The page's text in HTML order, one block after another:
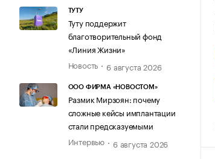
ТУТУ
Туту поддержит
благотворительный фонд
«Линия Жизни»
Новость
6 августа 2026
ООО ФИРМА «НОВОСТОМ»
Размик Мирзоян: почему
сложные кейсы имплантации
стали предсказуемыми
Интервью
6 августа 2026